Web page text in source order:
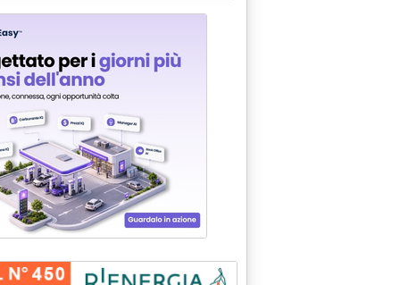
alle 15.12.
KUPIT SU PREZZO FATTURAZIONE'